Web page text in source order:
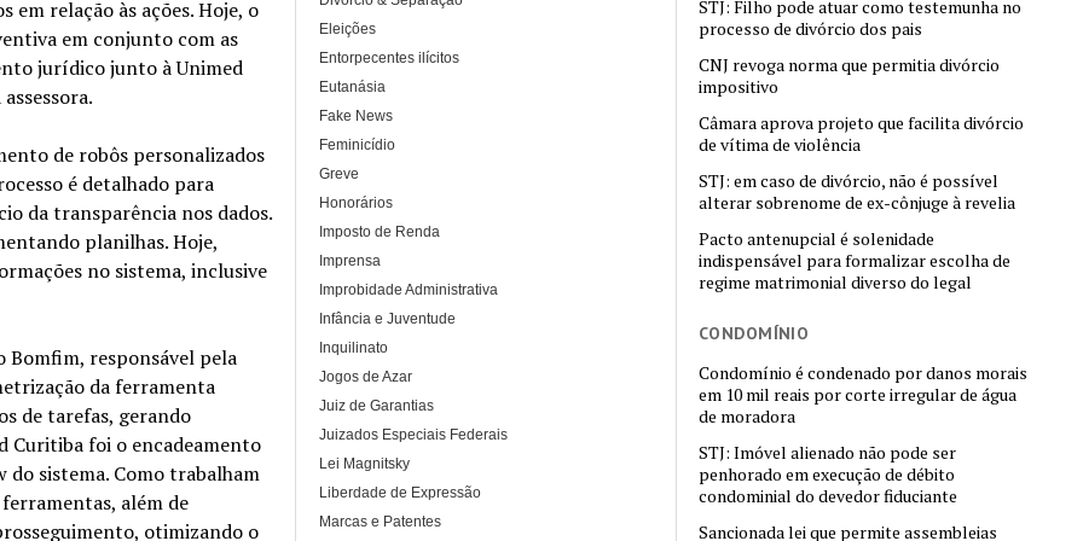
STJ: Filho pode atuar como testemunha no
processo de divórcio dos pais
CNJ revoga norma que permitia divórcio
impositivo
Câmara aprova projeto que facilita divórcio
de vítima de violência
STJ: em caso de divórcio, não é possível
alterar sobrenome de ex-cônjuge à revelia
Pacto antenupcial é solenidade
indispensável para formalizar escolha de
regime matrimonial diverso do legal
CONDOMÍNIO
Condomínio é condenado por danos morais
em 10 mil reais por corte irregular de água
de moradora
STJ: Imóvel alienado não pode ser
penhorado em execução de débito
condominial do devedor fiduciante
Sancionada lei que permite assembleias
em relação às ações. Hoje, o
em conjunto com as
jurídico junto à Unimed
de robôs personalizados
é detalhado para
da transparência nos dados.
planilhas. Hoje,
no sistema, inclusive
Bomfim, responsável pela
da ferramenta
de tarefas, gerando
Curitiba foi o encadeamento
do sistema. Como trabalham
além de
otimizando o
Eleições
Entorpecentes ilícitos
Eutanásia
Fake News
Feminicídio
Greve
Honorários
Imposto de Renda
Imprensa
Improbidade Administrativa
Infância e Juventude
Inquilinato
Jogos de Azar
Juiz de Garantias
Juizados Especiais Federais
Lei Magnitsky
Liberdade de Expressão
Marcas e Patentes